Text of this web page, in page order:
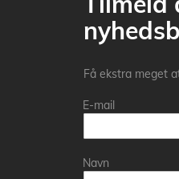
Få ekstra meget
E-mail
Navn